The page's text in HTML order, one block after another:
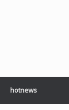
hotnews